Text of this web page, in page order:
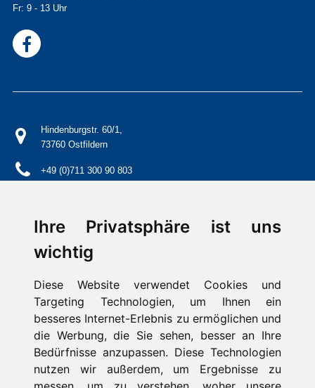
Ihre Privatsphäre ist uns
wichtig
Diese Website verwendet Cookies und
Targeting Technologien, um Ihnen ein
besseres Internet-Erlebnis zu ermöglichen und
die Werbung, die Sie sehen, besser an Ihre
Bedürfnisse anzupassen. Diese Technologien
nutzen wir außerdem, um Ergebnisse zu
Fr: 9 - 13 Uhr
Hindenburgstr. 60/1,
73760 Ostfildern
+49 (0)711 300 90 803
Kontakt
Impressum
Aktuelles / Presse
FAQ
Suche